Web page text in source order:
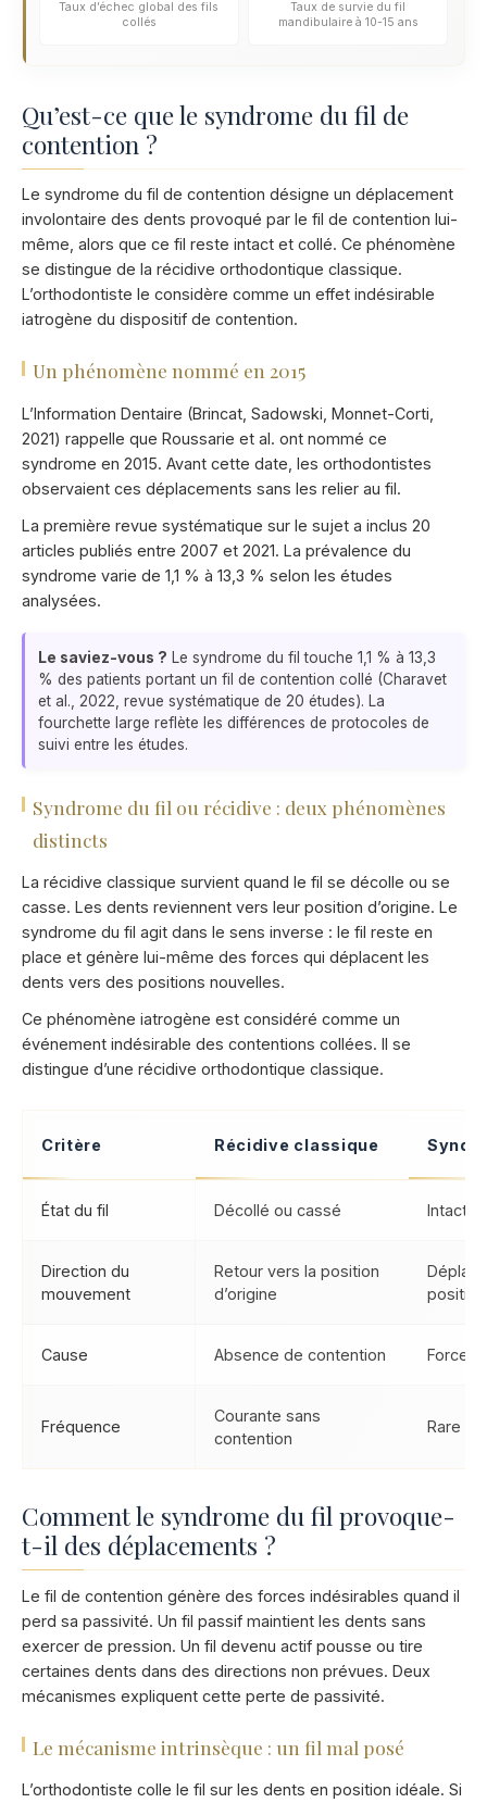
Taux d’échec global des fils
collés
Taux de survie du fil
mandibulaire à 10-15 ans
Qu’est-ce que le syndrome du fil de
contention ?
Le syndrome du fil de contention désigne un déplacement
involontaire des dents provoqué par le fil de contention lui-
même, alors que ce fil reste intact et collé. Ce phénomène
se distingue de la récidive orthodontique classique.
L’orthodontiste le considère comme un effet indésirable
iatrogène du dispositif de contention.
Un phénomène nommé en 2015
L’Information Dentaire (Brincat, Sadowski, Monnet-Corti,
2021) rappelle que Roussarie et al. ont nommé ce
syndrome en 2015. Avant cette date, les orthodontistes
observaient ces déplacements sans les relier au fil.
La première revue systématique sur le sujet a inclus 20
articles publiés entre 2007 et 2021. La prévalence du
syndrome varie de 1,1 % à 13,3 % selon les études
analysées.
Le saviez-vous ? Le syndrome du fil touche 1,1 % à 13,3
% des patients portant un fil de contention collé (Charavet
et al., 2022, revue systématique de 20 études). La
fourchette large reflète les différences de protocoles de
suivi entre les études.
Syndrome du fil ou récidive : deux phénomènes
distincts
La récidive classique survient quand le fil se décolle ou se
casse. Les dents reviennent vers leur position d’origine. Le
syndrome du fil agit dans le sens inverse : le fil reste en
place et génère lui-même des forces qui déplacent les
dents vers des positions nouvelles.
Ce phénomène iatrogène est considéré comme un
événement indésirable des contentions collées. Il se
distingue d’une récidive orthodontique classique.
Critère Récidive classique
État du fil Décollé ou cassé Intact
Direction du
mouvement
Retour vers la position
d’origine
Cause Absence de contention Forces
Fréquence
Courante sans
contention
Rare
Comment le syndrome du fil provoque-
t-il des déplacements ?
Le fil de contention génère des forces indésirables quand il
perd sa passivité. Un fil passif maintient les dents sans
exercer de pression. Un fil devenu actif pousse ou tire
certaines dents dans des directions non prévues. Deux
mécanismes expliquent cette perte de passivité.
Le mécanisme intrinsèque : un fil mal posé
L’orthodontiste colle le fil sur les dents en position idéale. Si